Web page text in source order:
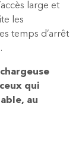
large et
les
temps d’arrêt
qui
au